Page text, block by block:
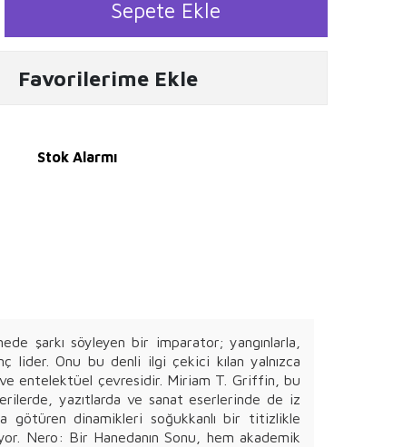
Sepete Ekle
Favorilerime Ekle
Stok Alarmı
şarkı söyleyen bir imparator; yangınlarla,
lider. Onu bu denli ilgi çekici kılan yalnızca
ve entelektüel çevresidir. Miriam T. Griffin, bu
yazıtlarda ve sanat eserlerinde de iz
götüren dinamikleri soğukkanlı bir titizlikle
Nero: Bir Hanedanın Sonu, hem akademik